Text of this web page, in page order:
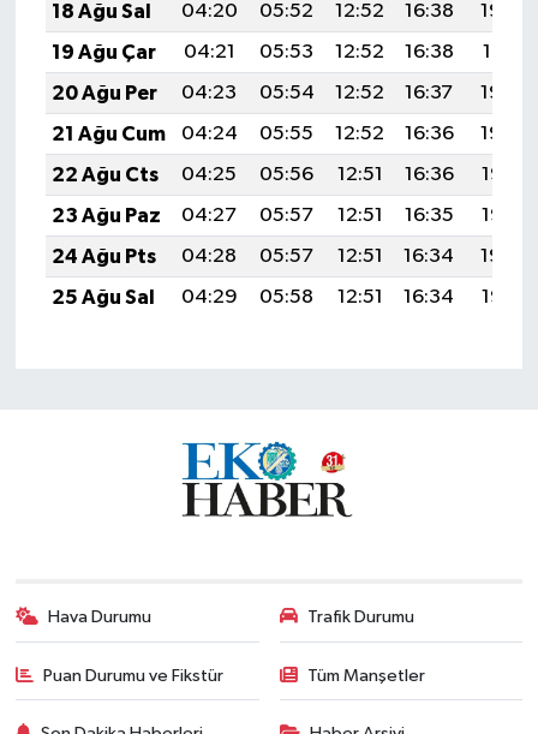
18 Ağu Sal
04:20 05:52 12:52 16:38
19:43
19 Ağu Çar
04:21 05:53 12:52 16:38
19:41
20 Ağu Per
04:23 05:54 12:52 16:37
19:40
21 Ağu Cum
04:24 05:55 12:52 16:36
19:39
22 Ağu Cts
04:25 05:56 12:51 16:36
19:37
23 Ağu Paz
04:27 05:57 12:51 16:35
19:36
24 Ağu Pts
04:28 05:57 12:51 16:34
19:34
25 Ağu Sal
04:29 05:58 12:51 16:34 19:33
Hava Durumu Trafik Durumu
Puan Durumu ve Fikstür Tüm Manşetler